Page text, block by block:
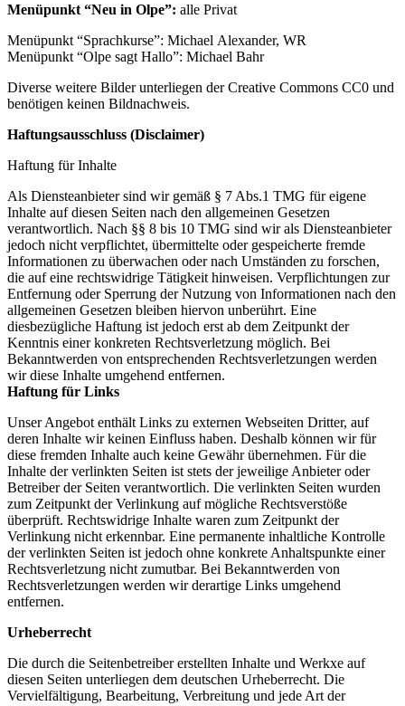
Menüpunkt “Neu in Olpe”: alle Privat
Menüpunkt “Sprachkurse”: Michael Alexander, WR
Menüpunkt “Olpe sagt Hallo”: Michael Bahr
Diverse weitere Bilder unterliegen der Creative Commons CC0 und
benötigen keinen Bildnachweis.
Haftungsausschluss (Disclaimer)
Haftung für Inhalte
Als Diensteanbieter sind wir gemäß § 7 Abs.1 TMG für eigene
Inhalte auf diesen Seiten nach den allgemeinen Gesetzen
verantwortlich. Nach §§ 8 bis 10 TMG sind wir als Diensteanbieter
jedoch nicht verpflichtet, übermittelte oder gespeicherte fremde
Informationen zu überwachen oder nach Umständen zu forschen,
die auf eine rechtswidrige Tätigkeit hinweisen. Verpflichtungen zur
Entfernung oder Sperrung der Nutzung von Informationen nach den
allgemeinen Gesetzen bleiben hiervon unberührt. Eine
diesbezügliche Haftung ist jedoch erst ab dem Zeitpunkt der
Kenntnis einer konkreten Rechtsverletzung möglich. Bei
Bekanntwerden von entsprechenden Rechtsverletzungen werden
wir diese Inhalte umgehend entfernen.
Haftung für Links
Unser Angebot enthält Links zu externen Webseiten Dritter, auf
deren Inhalte wir keinen Einfluss haben. Deshalb können wir für
diese fremden Inhalte auch keine Gewähr übernehmen. Für die
Inhalte der verlinkten Seiten ist stets der jeweilige Anbieter oder
Betreiber der Seiten verantwortlich. Die verlinkten Seiten wurden
zum Zeitpunkt der Verlinkung auf mögliche Rechtsverstöße
überprüft. Rechtswidrige Inhalte waren zum Zeitpunkt der
Verlinkung nicht erkennbar. Eine permanente inhaltliche Kontrolle
der verlinkten Seiten ist jedoch ohne konkrete Anhaltspunkte einer
Rechtsverletzung nicht zumutbar. Bei Bekanntwerden von
Rechtsverletzungen werden wir derartige Links umgehend
entfernen.
Urheberrecht
Die durch die Seitenbetreiber erstellten Inhalte und Werkxe auf
diesen Seiten unterliegen dem deutschen Urheberrecht. Die
Vervielfältigung, Bearbeitung, Verbreitung und jede Art der